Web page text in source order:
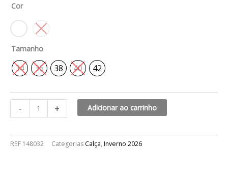
Cor
Tamanho
34 36 38 40 42
-
quantidade
+ Adicionar ao carrinho
REF 148032 Categorias Calça, Inverno 2026